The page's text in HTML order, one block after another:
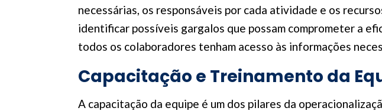
necessárias, os responsáveis por cada atividade e os
identificar possíveis gargalos que possam comprometer a
todos os colaboradores tenham acesso às informações
Capacitação e Treinamento da
A capacitação da equipe é um dos pilares da